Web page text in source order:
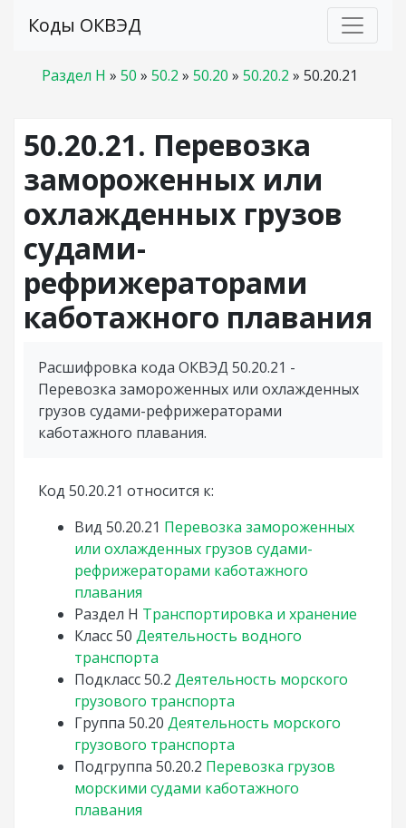
Коды ОКВЭД
Раздел H » 50 » 50.2 » 50.20 » 50.20.2 » 50.20.21
50.20.21. Перевозка
замороженных или
охлажденных грузов
судами-
рефрижераторами
каботажного плавания
Расшифровка кода ОКВЭД 50.20.21 -
Перевозка замороженных или охлажденных
грузов судами-рефрижераторами
каботажного плавания.
Код 50.20.21 относится к:
Вид 50.20.21 Перевозка замороженных
или охлажденных грузов судами-
рефрижераторами каботажного
плавания
Раздел H Транспортировка и хранение
Класс50 Деятельность водного
транспорта
Подкласс50.2 Деятельность морского
грузового транспорта
Группа 50.20 Деятельность морского
грузового транспорта
Подгруппа 50.20.2 Перевозка грузов
морскими судами каботажного
плавания